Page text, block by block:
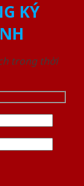
KÝ
trong thời